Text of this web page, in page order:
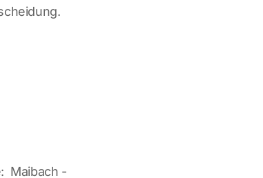
Maibach -